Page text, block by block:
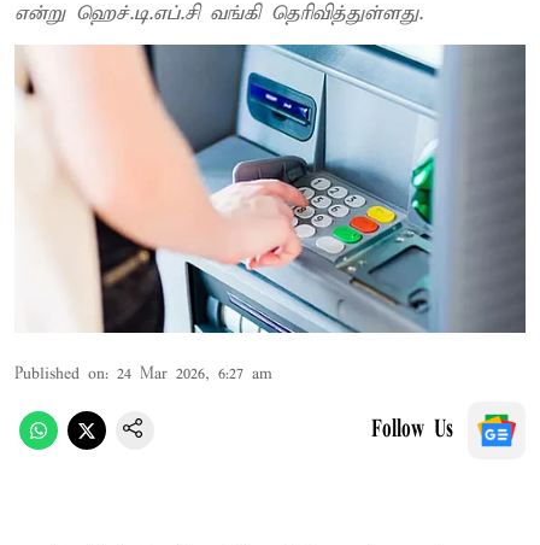
என்று ஹெச்.டி.எப்.சி வங்கி தெரிவித்துள்ளது.
Published on: 24 Mar 2026, 6:27 am
Follow Us